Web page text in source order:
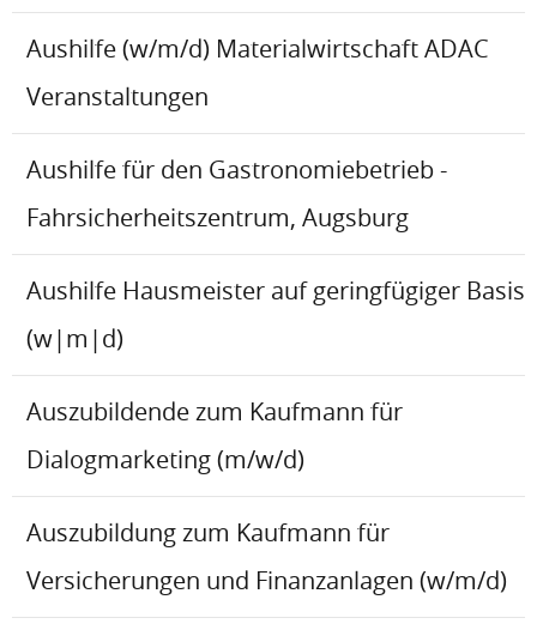
Aushilfe (w/m/d) Materialwirtschaft ADAC
Veranstaltungen
Aushilfe für den Gastronomiebetrieb -
Fahrsicherheitszentrum, Augsburg
Aushilfe Hausmeister auf geringfügiger Basis
(w|m|d)
Auszubildende zum Kaufmann für
Dialogmarketing (m/w/d)
Auszubildung zum Kaufmann für
Versicherungen und Finanzanlagen (w/m/d)